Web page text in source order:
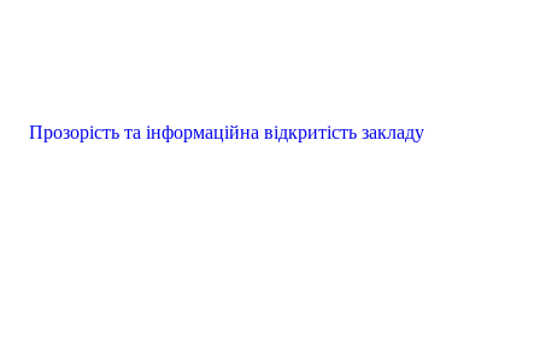
Прозорість та інформаційна відкритість закладу